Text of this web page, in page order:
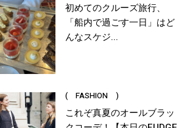
初めてのクルーズ旅行、
「船内で過ごす一日」はど
んなスケジ...
( FASHION )
これぞ真夏のオールブラッ